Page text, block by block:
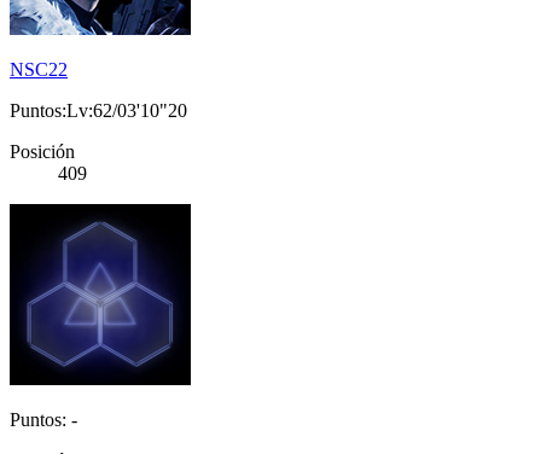
NSC22
Puntos:Lv:62/03'10"20
Posición
409
Puntos: -